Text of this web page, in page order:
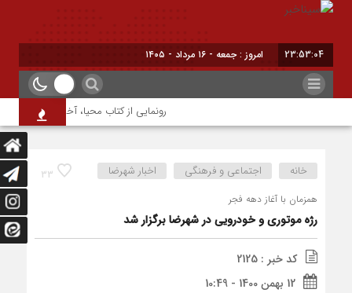
23:53:05 امروز : جمعه - ۱۶ مرداد - ۱۴۰۵
رونمایی از کتاب محیا، آخرین اثر
33 خانه اجتماعی و فرهنگی اخبار شهرضا
همزمان با آغاز دهه فجر
رژه موتوری و خودرویی در شهرضا برگزار شد
کد خبر : 2125
12 بهمن 1400 - 10:49